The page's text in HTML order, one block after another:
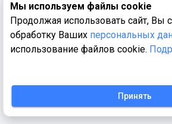
Мы используем файлы cookie
Продолжая использовать сайт, Вы
обработку Ваших персональных
использование файлов cookie.
Принять